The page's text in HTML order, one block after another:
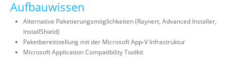
Aufbauwissen
Alternative Paketierungsmöglichkeiten (Raynert, Advanced Installer,
InstallShield)
Paketbereitstellung mit der Microsoft App-V Infrastruktur
Microsoft Application Compatibility Toolkit